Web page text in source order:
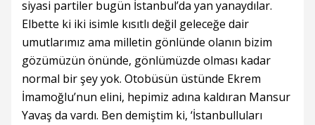
siyasi partiler bugün İstanbul’da yan yanaydılar.
Elbette ki iki isimle kısıtlı değil geleceğe dair
umutlarımız ama milletin gönlünde olanın bizim
gözümüzün önünde, gönlümüzde olması kadar
normal bir şey yok. Otobüsün üstünde Ekrem
İmamoğlu’nun elini, hepimiz adına kaldıran Mansur
Yavaş da vardı. Ben demiştim ki, ‘İstanbulluları